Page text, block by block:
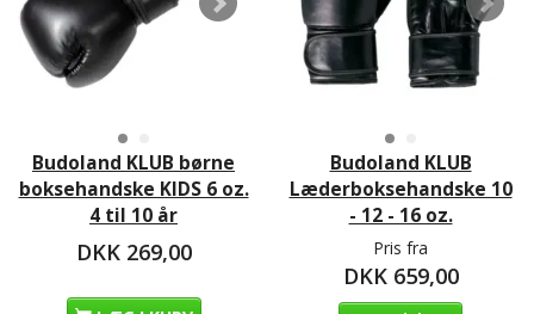
Budoland KLUB børne
boksehandske KIDS 6 oz.
4 til 10 år
DKK 269,00
Budoland KLUB
Læderboksehandske 10
- 12 - 16 oz.
Pris fra
DKK 659,00